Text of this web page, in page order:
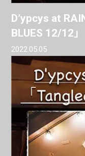
D’ypcys at
BLUES 12/12」
2022.05.05